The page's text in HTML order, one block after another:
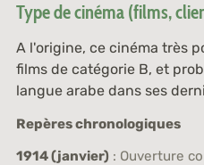
Type de cinéma (films,
A l'origine, ce cinéma très
films de catégorie B, et
langue arabe dans ses
Repères chronologiques
1914 (janvier): Ouverture